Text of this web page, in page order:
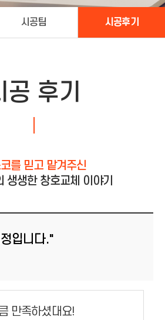
시공팀 시공후기
공 후기
를 믿고 맡겨주신
생생한 창호교체 이야기
입니다."
만족하셨대요!